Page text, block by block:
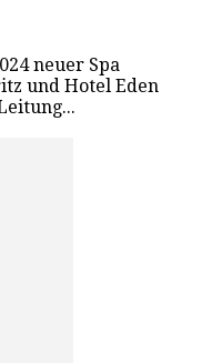
neuer Spa
und Hotel Eden